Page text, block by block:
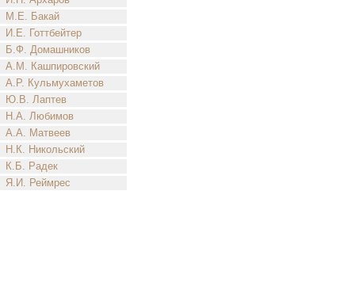
М.Е. Бакай
И.Е. Готтбейтер
Б.Ф. Домашников
А.М. Кашпировский
А.Р. Кульмухаметов
Ю.В. Лаптев
Н.А. Любимов
А.А. Матвеев
Н.К. Никольский
К.Б. Радек
Я.И. Реймрес